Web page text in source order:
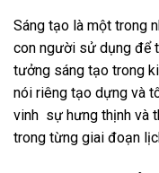
Sáng tạo là một trong
con người sử dụng để
tưởng sáng tạo trong
nói riêng tạo dựng và
vinh sự hưng thịnh và
trong từng giai đoạn